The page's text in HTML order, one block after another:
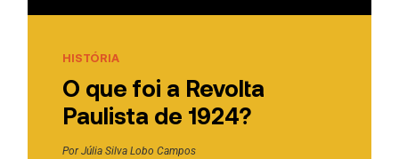
HISTÓRIA
O que foi a Revolta
Paulista de 1924?
PorJúlia Silva Lobo Campos